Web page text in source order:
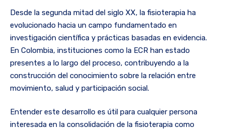
Desde la segunda mitad del siglo XX, la fisioterapia ha
evolucionado hacia un campo fundamentado en
investigación científica y prácticas basadas en evidencia.
En Colombia, instituciones como la ECR han estado
presentes a lo largo del proceso, contribuyendo a la
construcción del conocimiento sobre la relación entre
movimiento, salud y participación social.
Entender este desarrollo es útil para cualquier persona
interesada en la consolidación de la fisioterapia como